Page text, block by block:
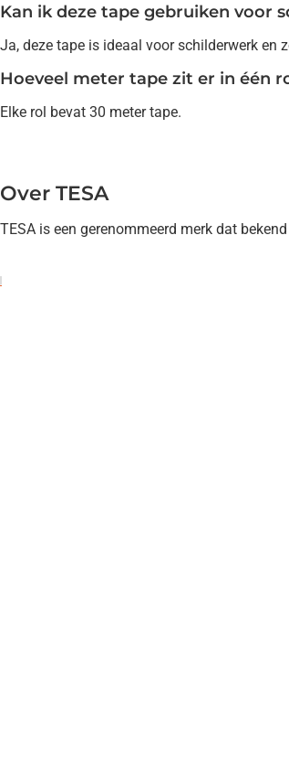
Kan ik deze tape gebruiken voor
Ja, deze tape is ideaal voor schilderwerk en
Hoeveel meter tape zit er in één
Elke rol bevat 30 meter tape.
Over TESA
TESA is een gerenommeerd merk dat